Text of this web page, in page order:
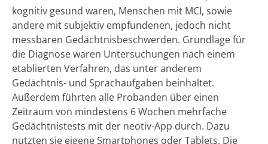
kognitiv gesund waren, Menschen mit MCI, sowie
andere mit subjektiv empfundenen, jedoch nicht
messbaren Gedächtnisbeschwerden. Grundlage für
die Diagnose waren Untersuchungen nach einem
etablierten Verfahren, das unter anderem
Gedächtnis- und Sprachaufgaben beinhaltet.
Außerdem führten alle Probanden über einen
Zeitraum von mindestens 6 Wochen mehrfache
Gedächtnistests mit der neotiv-App durch. Dazu
nutzten sie eigene Smartphones oder Tablets. Die